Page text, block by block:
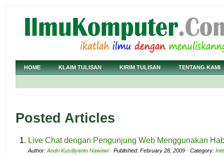
HOME KLAIM TULISAN KIRIM TULISAN TENTANG KAMI
Posted Articles
Live Chat dengan Pengunjung Web Menggunakan
Author: Andri Kusdiyanto Nawawi· Published: February 28, 2009 · Category: